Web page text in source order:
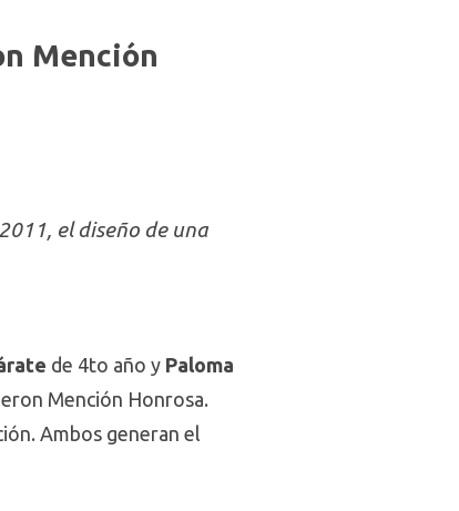
Mención
el diseño de una
de 4to año y Paloma
Mención Honrosa.
Ambos generan el